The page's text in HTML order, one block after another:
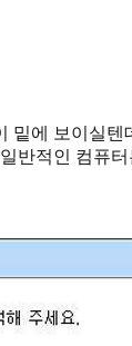
에 보이실텐
반적인 컴퓨